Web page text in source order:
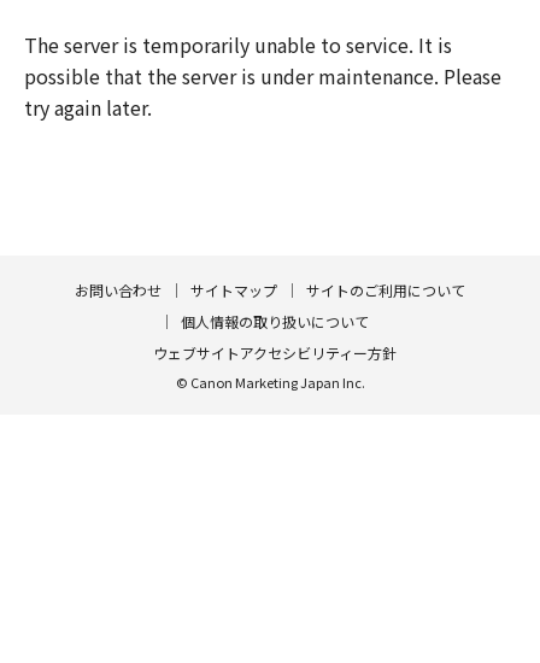
The server is temporarily unable to service. It is
possible that the server is under maintenance. Please
try again later.
お問い合わせ サイトマップ
サイトのご利用について
個人情報の取り扱いについて
ウェブサイトアクセシビリティー方針
© Canon Marketing Japan Inc.